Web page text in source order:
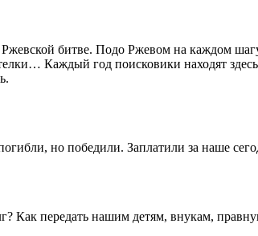
битве. Подо Ржевом на каждом
Каждый год поисковики находят
но победили. Заплатили за наше
Как передать нашим детям, внукам,